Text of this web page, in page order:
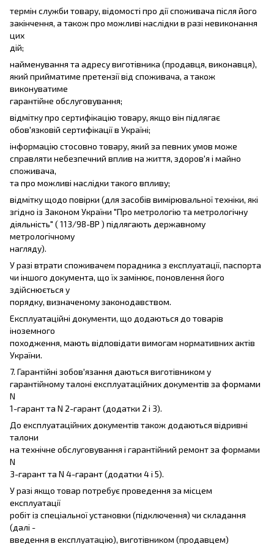
термін служби товару, відомості про дії споживача після його
закінчення, а також про можливі наслідки в разі невиконання
цих
дій;
найменування та адресу виготівника (продавця, виконавця),
який прийматиме претензії від споживача, а також
виконуватиме
гарантійне обслуговування;
відмітку про сертифікацію товару, якщо він підлягає
обов'язковій сертифікації в Україні;
інформацію стосовно товару, який за певних умов може
справляти небезпечний вплив на життя, здоров'я і майно
споживача,
та про можливі наслідки такого впливу;
відмітку щодо повірки (для засобів вимірювальної техніки, які
згідно із Законом України "Про метрологію та метрологічну
діяльність" ( 113/98-ВР ) підлягають державному
метрологічному
нагляду).
У разі втрати споживачем порадника з експлуатації, паспорта
чи іншого документа, що їх замінює, поновлення його
здійснюється у
порядку, визначеному законодавством.
Експлуатаційні документи, що додаються до товарів
іноземного
походження, мають відповідати вимогам нормативних актів
України.
7. Гарантійні зобов'язання даються виготівником у
гарантійному талоні експлуатаційних документів за формами
N
1-гарант та N 2-гарант (додатки 2 і 3).
До експлуатаційних документів також додаються відривні
талони
на технічне обслуговування і гарантійний ремонт за формами
N
3-гарант та N 4-гарант (додатки 4 і 5).
У разі якщо товар потребує проведення за місцем
експлуатації
робіт із спеціальної установки (підключення) чи складання
(далі -
введення в експлуатацію), виготівником (продавцем)